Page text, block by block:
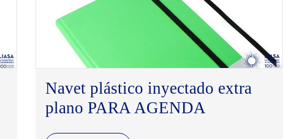
Navet plástico inyectado extra
plano PARA AGENDA